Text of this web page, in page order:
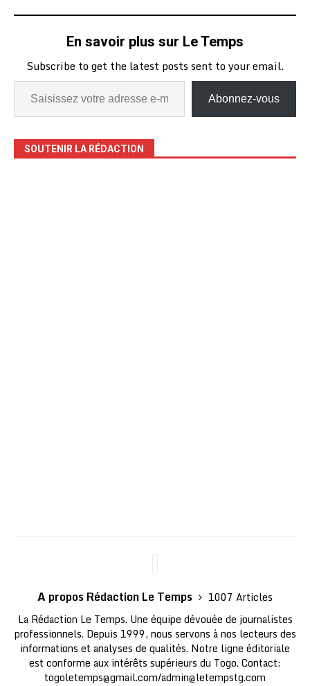
En savoir plus sur Le Temps
Subscribe to get the latest posts sent to your email.
Abonnez-vous
SOUTENIR LA RÉDACTION
A propos Rédaction Le Temps
1007 Articles
La Rédaction Le Temps. Une équipe dévouée de journalistes
professionnels. Depuis 1999, nous servons à nos lecteurs des
informations et analyses de qualités. Notre ligne éditoriale
est conforme aux intérêts supérieurs du Togo. Contact:
togoletemps@gmail.com/admin@letempstg.com